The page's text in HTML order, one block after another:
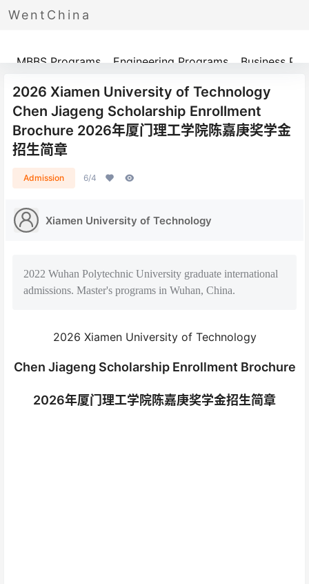
WentChina
Programs
MBBS Programs Engineering Programs Business
2026 Xiamen University of Technology
Chen Jiageng Scholarship Enrollment
Brochure 2026年厦门理工学院陈嘉庚奖学金
招生简章
Admission 6/4
Xiamen University of Technology
2022 Wuhan Polytechnic University graduate international
admissions. Master's programs in Wuhan, China.
2026 Xiamen University of Technology
Chen Jiageng Scholarship Enrollment Brochure
2026年厦门理工学院陈嘉庚奖学金招生简章